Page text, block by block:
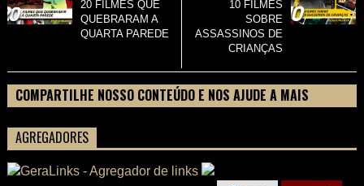
10 FILMES
SOBRE
ASSASSINOS DE
CRIANÇAS
20 FILMES QUE
QUEBRARAM A
QUARTA PAREDE
COMPARTILHE NOSSO CONTEÚDO E NOS AJUDE A MAIS
AGREGADORES